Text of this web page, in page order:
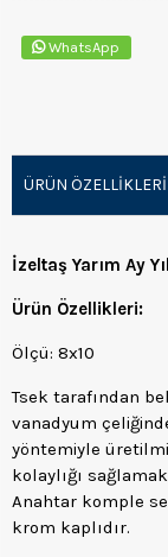
WhatsApp
ÜRÜN ÖZELLIKLERI
İzeltaş Yarım Ay
Ürün Özellikleri:
Ölçü: 8x10
Tsek tarafından
vanadyum
yöntemiyle
kolaylığı
Anahtar komple
krom kaplıdır.